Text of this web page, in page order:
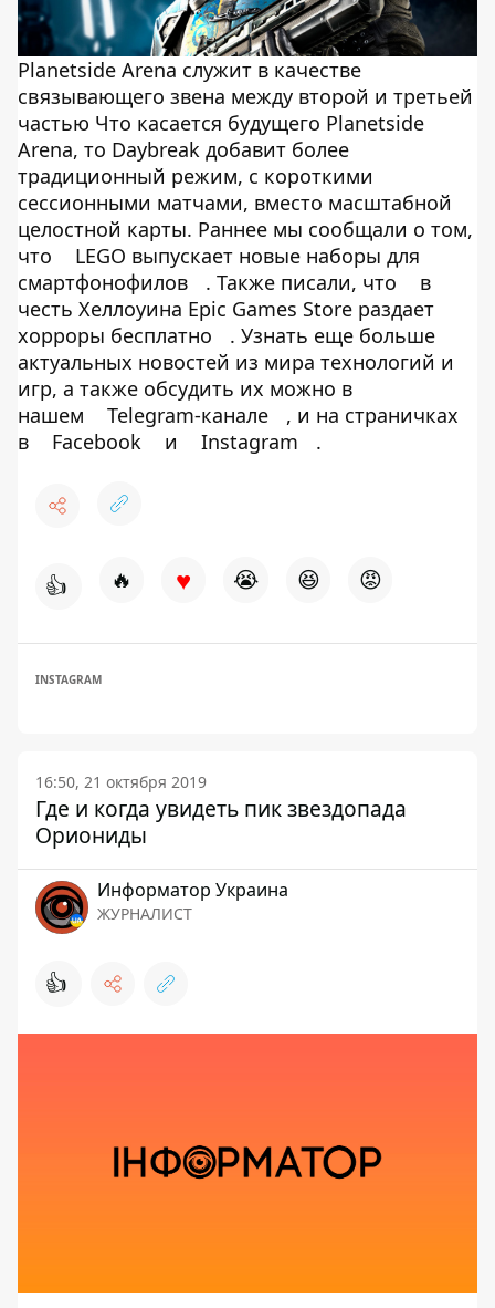
Planetside Arena служит в качестве
связывающего звена между второй и третьей
частью Что касается будущего Planetside
Arena, то Daybreak добавит более
традиционный режим, с короткими
сессионными матчами, вместо масштабной
целостной карты. Раннее мы сообщали о том,
что
LEGO выпускает новые наборы для
смартфонофилов
. Также писали, что
в
честь Хеллоуина Epic Games Store раздает
хорроры бесплатно
. Узнать еще больше
актуальных новостей из мира технологий и
игр, а также обсудить их можно в
нашем
Telegram-канале
, и на страничках
в
Facebook и Instagram .
👍 🔥 ♥ 😭 😆 😡
INSTAGRAM
16:50, 21 октября 2019
Где и когда увидеть пик звездопада
Ориониды
Информатор Украина
ЖУРНАЛИСТ
👍